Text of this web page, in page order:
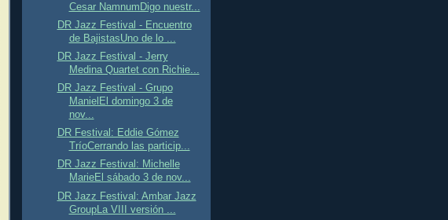
Cesar NamnumDigo nuestr...
DR Jazz Festival - Encuentro
de BajistasUno de lo ...
DR Jazz Festival - Jerry
Medina Quartet con Richie...
DR Jazz Festival - Grupo
ManielEl domingo 3 de
nov...
DR Festival: Eddie Gómez
TríoCerrando las particip...
DR Jazz Festival: Michelle
MarieEl sábado 3 de nov...
DR Jazz Festival: Ambar Jazz
GroupLa VIII versión ...